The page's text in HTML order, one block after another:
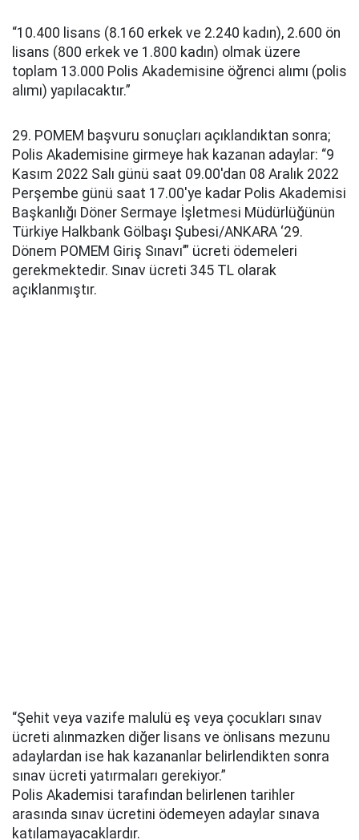
“10.400 lisans (8.160 erkek ve 2.240 kadın), 2.600 ön
lisans (800 erkek ve 1.800 kadın) olmak üzere
toplam 13.000 Polis Akademisine öğrenci alımı (polis
alımı) yapılacaktır.”
29. POMEM başvuru sonuçları açıklandıktan sonra;
Polis Akademisine girmeye hak kazanan adaylar: “9
Kasım 2022 Salı günü saat 09.00'dan 08 Aralık 2022
Perşembe günü saat 17.00'ye kadar Polis Akademisi
Başkanlığı Döner Sermaye İşletmesi Müdürlüğünün
Türkiye Halkbank Gölbaşı Şubesi/ANKARA ‘29.
Dönem POMEM Giriş Sınavı’” ücreti ödemeleri
gerekmektedir. Sınav ücreti 345 TL olarak
açıklanmıştır.
“Şehit veya vazife malulü eş veya çocukları sınav
ücreti alınmazken diğer lisans ve önlisans mezunu
adaylardan ise hak kazananlar belirlendikten sonra
sınav ücreti yatırmaları gerekiyor.”
Polis Akademisi tarafından belirlenen tarihler
arasında sınav ücretini ödemeyen adaylar sınava
katılamayacaklardır.